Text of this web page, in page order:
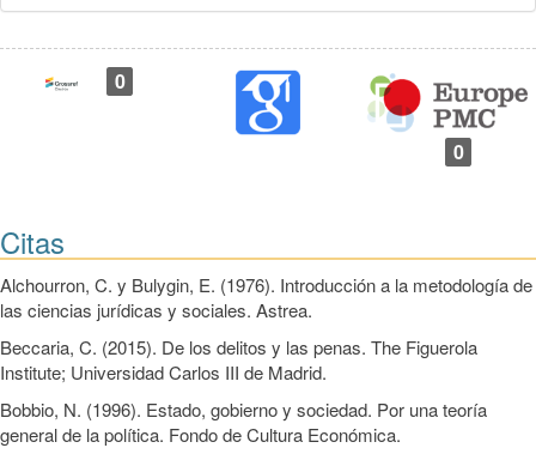
0
0
Citas
Alchourron, C. y Bulygin, E. (1976). Introducción a la metodología de
las ciencias jurídicas y sociales. Astrea.
Beccaria, C. (2015). De los delitos y las penas. The Figuerola
Institute; Universidad Carlos III de Madrid.
Bobbio, N. (1996). Estado, gobierno y sociedad. Por una teoría
general de la política. Fondo de Cultura Económica.